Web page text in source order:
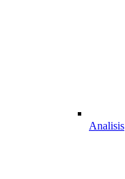
Analisis